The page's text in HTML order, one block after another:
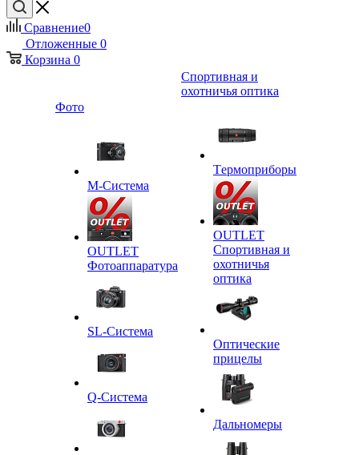
Сравнение0
Отложенные 0
Корзина 0
Фото
M-Система
OUTLET
Фотоаппаратура
SL-Система
Q-Cистема
Спортивная и
охотничья оптика
Tермоприборы
OUTLET
Спортивная и
охотничья
оптика
Оптические
прицелы
Дальномеры